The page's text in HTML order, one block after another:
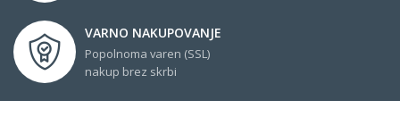
VARNO NAKUPOVANJE
Popolnoma varen (SSL)
nakup brez skrbi